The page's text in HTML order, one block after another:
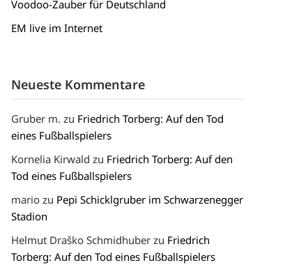
Voodoo-Zauber für Deutschland
EM live im Internet
Neueste Kommentare
Gruber m. zu Friedrich Torberg: Auf den Tod
eines Fußballspielers
Kornelia Kirwald zu Friedrich Torberg: Auf den
Tod eines Fußballspielers
mariozu Pepi Schicklgruber im Schwarzenegger
Stadion
Helmut Draško Schmidhuberzu Friedrich
Torberg: Auf den Tod eines Fußballspielers